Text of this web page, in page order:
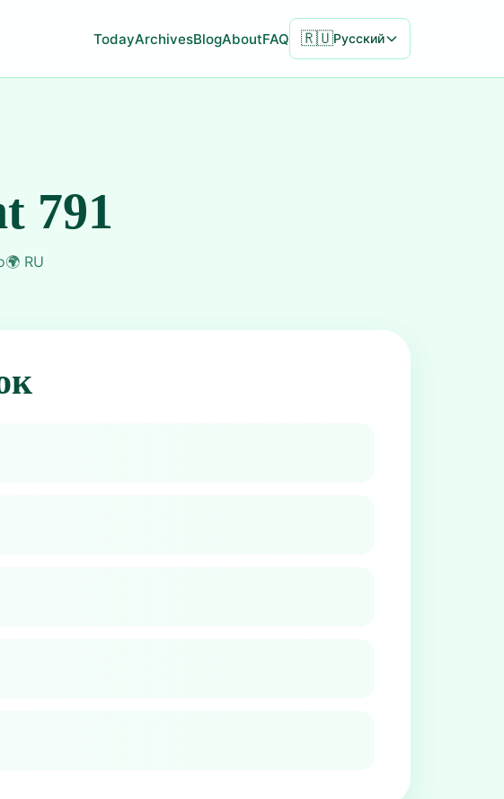
TodayArchivesBlogAboutFAQ 🇷🇺Русский
791
🌍 RU